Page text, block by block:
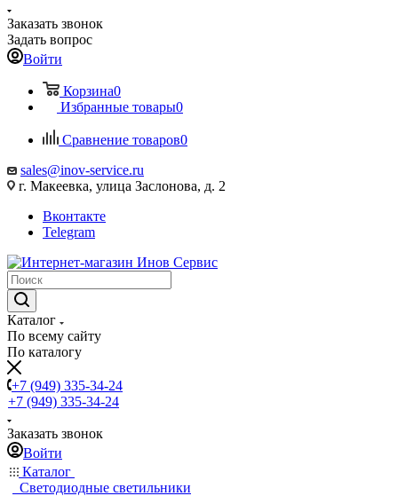
Заказать звонок
Задать вопрос
Войти
Корзина0
Избранные товары0
Сравнение товаров0
sales@inov-service.ru
г. Макеевка, улица Заслонова, д. 2
Вконтакте
Telegram
Каталог
По всему сайту
По каталогу
+7 (949) 335-34-24
+7 (949) 335-34-24
Заказать звонок
Войти
Каталог
Светодиодные светильники